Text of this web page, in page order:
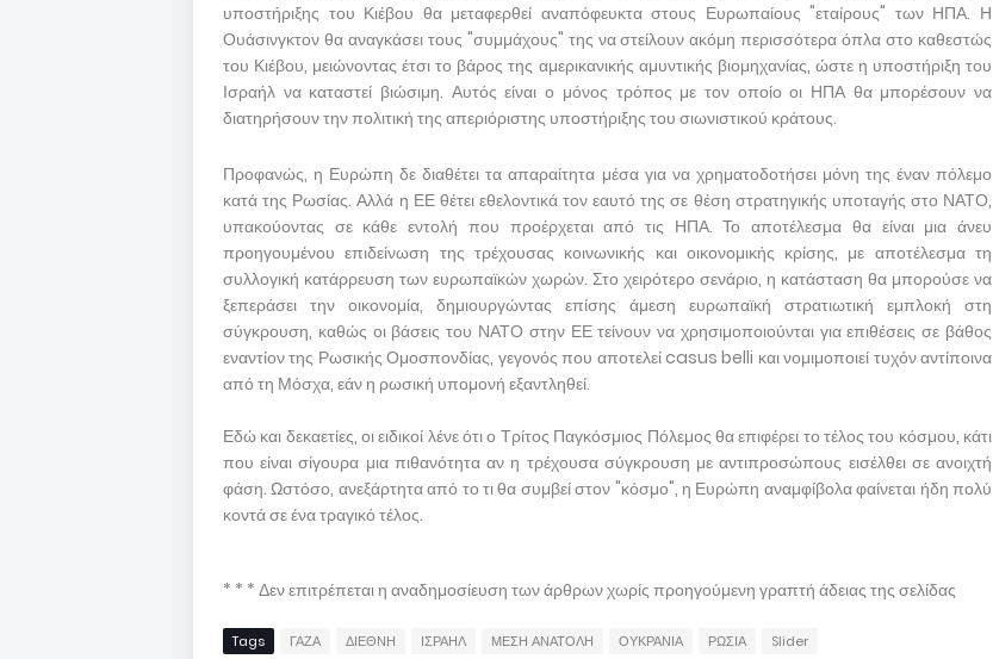
υποστήριξης του Κιέβου θα μεταφερθεί αναπόφευκτα στους Ευρωπαίους "εταίρους" των ΗΠΑ. Η
Ουάσινγκτον θα αναγκάσει τους "συμμάχους" της να στείλουν ακόμη περισσότερα όπλα στο καθεστώς
του Κιέβου, μειώνοντας έτσι το βάρος της αμερικανικής αμυντικής βιομηχανίας, ώστε η υποστήριξη του
Ισραήλ να καταστεί βιώσιμη. Αυτός είναι ο μόνος τρόπος με τον οποίο οι ΗΠΑ θα μπορέσουν να
διατηρήσουν την πολιτική της απεριόριστης υποστήριξης του σιωνιστικού κράτους.
Προφανώς, η Ευρώπη δε διαθέτει τα απαραίτητα μέσα για να χρηματοδοτήσει μόνη της έναν πόλεμο
κατά της Ρωσίας. Αλλά η ΕΕ θέτει εθελοντικά τον εαυτό της σε θέση στρατηγικής υποταγής στο ΝΑΤΟ,
υπακούοντας σε κάθε εντολή που προέρχεται από τις ΗΠΑ. Το αποτέλεσμα θα είναι μια άνευ
προηγουμένου επιδείνωση της τρέχουσας κοινωνικής και οικονομικής κρίσης, με αποτέλεσμα τη
συλλογική κατάρρευση των ευρωπαϊκών χωρών. Στο χειρότερο σενάριο, η κατάσταση θα μπορούσε να
ξεπεράσει την οικονομία, δημιουργώντας επίσης άμεση ευρωπαϊκή στρατιωτική εμπλοκή στη
σύγκρουση, καθώς οι βάσεις του ΝΑΤΟ στην ΕΕ τείνουν να χρησιμοποιούνται για επιθέσεις σε βάθος
εναντίον της Ρωσικής Ομοσπονδίας, γεγονός που αποτελεί casus belli και νομιμοποιεί τυχόν αντίποινα
από τη Μόσχα, εάν η ρωσική υπομονή εξαντληθεί.
Εδώ και δεκαετίες, οι ειδικοί λένε ότι ο Τρίτος Παγκόσμιος Πόλεμος θα επιφέρει το τέλος του κόσμου, κάτι
που είναι σίγουρα μια πιθανότητα αν η τρέχουσα σύγκρουση με αντιπροσώπους εισέλθει σε ανοιχτή
φάση. Ωστόσο, ανεξάρτητα από το τι θα συμβεί στον "κόσμο", η Ευρώπη αναμφίβολα φαίνεται ήδη πολύ
κοντά σε ένα τραγικό τέλος.
* * * Δεν επιτρέπεται η αναδημοσίευση των άρθρων χωρίς προηγούμενη γραπτή άδειας της σελίδας
Tags ΓΑΖΑ ΔΙΕΘΝΗ ΙΣΡΑΗΛ ΜΕΣΗ ΑΝΑΤΟΛΗ ΟΥΚΡΑΝΙΑ ΡΩΣΙΑ Slider